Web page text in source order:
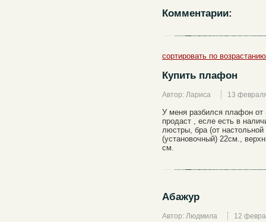
Комментарии:
сортировать по возрастанию
Купить плафон
Автор: Лариса 13
У меня разбился плафон от
продаст , есле есть в
люстры, бра (от
(установочный) 22см.,
см.
Абажур
Автор: Людмила 12